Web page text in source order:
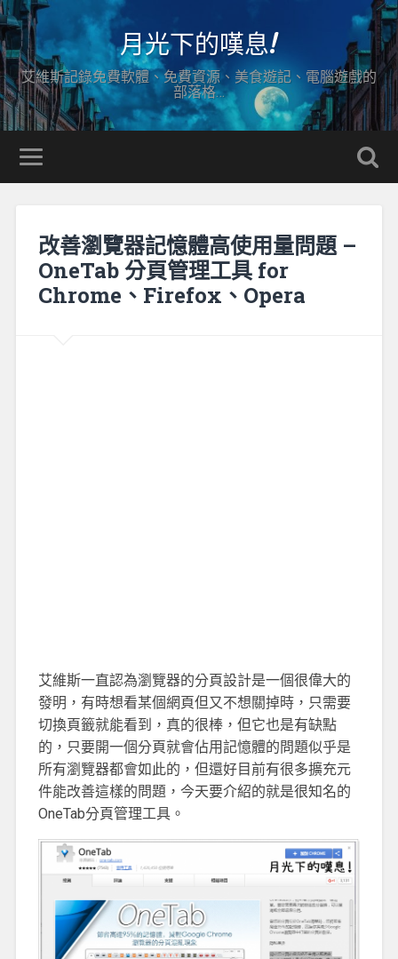
月光下的嘆息!
艾維斯記錄免費軟體、免費資源、美食遊記、電腦遊戲的
部落格…
改善瀏覽器記憶體高使用量問題 –
OneTab 分頁管理工具 for
Chrome、Firefox、Opera
艾維斯一直認為瀏覽器的分頁設計是一個很偉大的
發明，有時想看某個網頁但又不想關掉時，只需要
切換頁籤就能看到，真的很棒，但它也是有缺點
的，只要開一個分頁就會佔用記憶體的問題似乎是
所有瀏覽器都會如此的，但還好目前有很多擴充元
件能改善這樣的問題，今天要介紹的就是很知名的
OneTab分頁管理工具。